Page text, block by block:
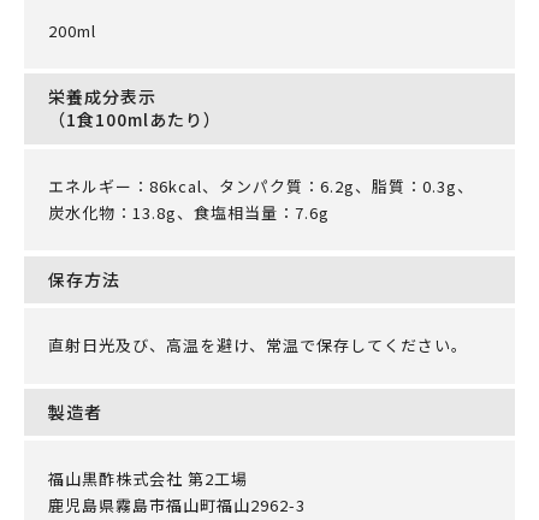
200ml
栄養成分表示
（1食100mlあたり）
エネルギー：86kcal、タンパク質：6.2g、脂質：0.3g、
炭水化物：13.8g、食塩相当量：7.6g
保存方法
直射日光及び、高温を避け、常温で保存してください。
製造者
福山黒酢株式会社 第2工場
鹿児島県霧島市福山町福山2962-3